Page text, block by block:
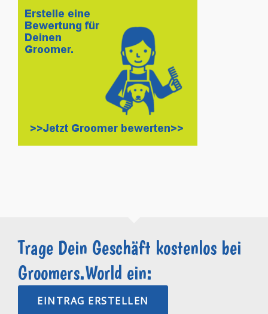
Trage Dein Geschäft kostenlos bei
Groomers.World ein:
EINTRAG ERSTELLEN